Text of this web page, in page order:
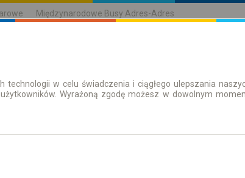
Międzynarodowe Busy Adres-Adres
| Bilety Bilety okresowe
technologii w celu świadczenia i ciągłego ulepszania
Wyrażoną zgodę możesz w dowolnym